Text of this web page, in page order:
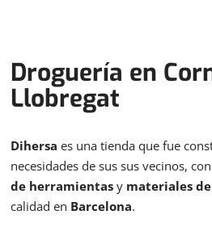
Droguería en
Llobregat
Dihersa es una tienda que fue
necesidades de sus sus vecinos,
de herramientas y materiales
calidad en Barcelona.